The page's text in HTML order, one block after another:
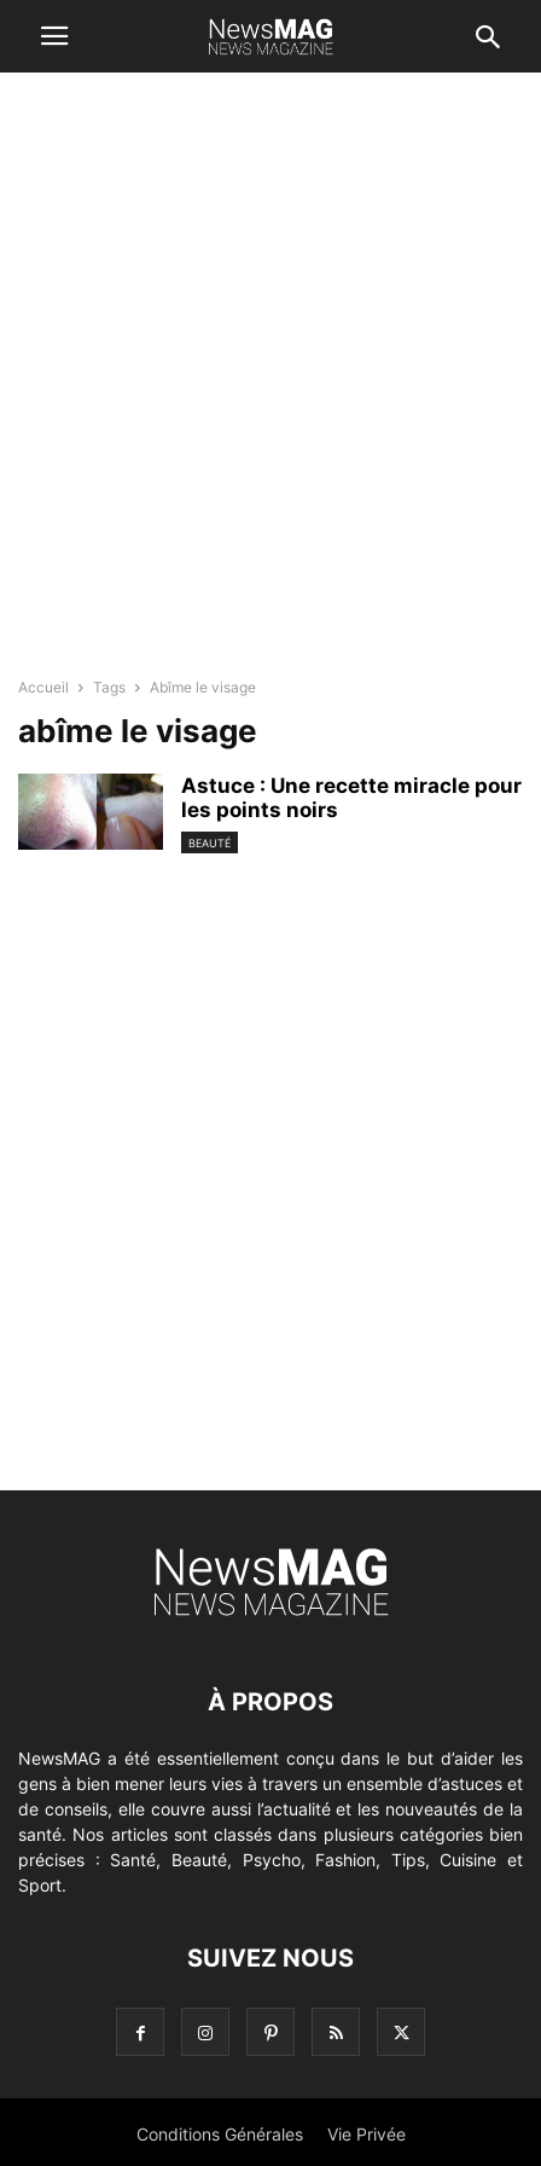
Accueil Tags Abîme le visage
abîme le visage
Astuce : Une recette miracle pour
les points noirs
BEAUTÉ
À PROPOS
NewsMAG a été essentiellement conçu dans le but d’aider les
gens à bien mener leurs vies à travers un ensemble d’astuces et
de conseils, elle couvre aussi l’actualité et les nouveautés de la
santé. Nos articles sont classés dans plusieurs catégories bien
précises : Santé, Beauté, Psycho, Fashion, Tips, Cuisine et
Sport.
SUIVEZ NOUS
Conditions Générales Vie Privée